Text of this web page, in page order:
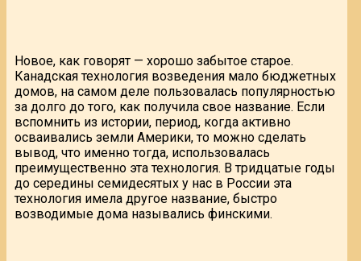
Новое, как говорят — хорошо забытое старое.
Канадская технология возведения мало бюджетных
домов, на самом деле пользовалась популярностью
за долго до того, как получила свое название. Если
вспомнить из истории, период, когда активно
осваивались земли Америки, то можно сделать
вывод, что именно тогда, использовалась
преимущественно эта технология. В тридцатые годы
до середины семидесятых у нас в России эта
технология имела другое название, быстро
возводимые дома назывались финскими.